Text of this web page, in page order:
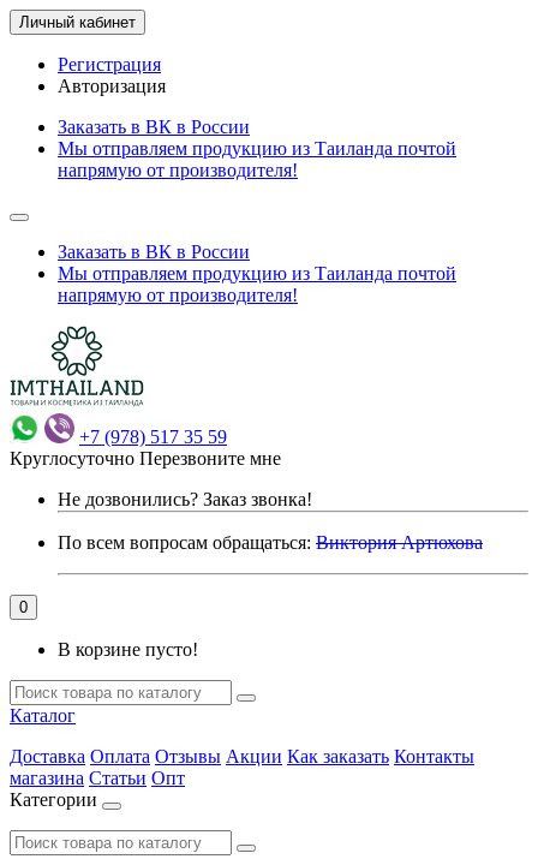
Личный кабинет
Регистрация
Авторизация
Заказать в ВК в России
Мы отправляем продукцию из Таиланда почтой
напрямую от производителя!
Заказать в ВК в России
Мы отправляем продукцию из Таиланда почтой
напрямую от производителя!
+7 (978) 517 35 59
Круглосуточно Перезвоните мне
Не дозвонились? Заказ звонка!
По всем вопросам обращаться: Виктория Артюхова
0
В корзине пусто!
Каталог
Доставка Оплата Отзывы Акции Как заказать Контакты
магазина Статьи Опт
Категории